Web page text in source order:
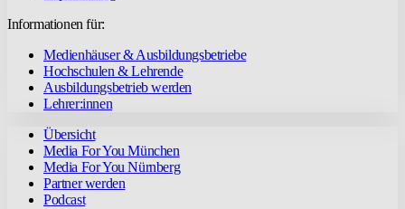
Informationen für:
Medienhäuser & Ausbildungsbetriebe
Hochschulen & Lehrende
Ausbildungsbetrieb werden
Lehrer:innen
Übersicht
Media For You München
Media For You Nürnberg
Partner werden
Podcast